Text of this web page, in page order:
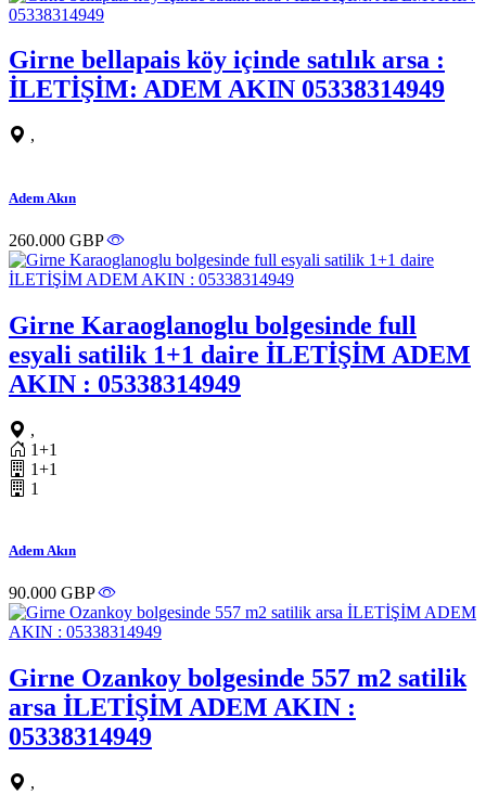
Girne bellapais köy içinde satılık arsa :
İLETİŞİM: ADEM AKIN 05338314949
,
Adem Akın
260.000 GBP
Girne Karaoglanoglu bolgesinde full
esyali satilik 1+1 daire İLETİŞİM ADEM
AKIN : 05338314949
,
1+1
1+1
1
Adem Akın
90.000 GBP
Girne Ozankoy bolgesinde 557 m2 satilik
arsa İLETİŞİM ADEM AKIN :
05338314949
,